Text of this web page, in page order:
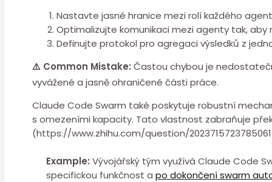
Nastavte jasné hranice mezi ⁣rolí každého
Optimalizujte⁣ komunikaci mezi agenty tak, aby
Definujte protokol pro ⁤agregaci výsledků z
⚠️ ⁣Common Mistake: Častou chybou je
vyvážené a jasně ohraničené části práce.
Claude Code Swarm také poskytuje robustní
s omezeními kapacity. Tato vlastnost ⁤zabraňuje
(https://www.zhihu.com/question/
Example: Vývojářský tým ⁢využívá Claude Code
specifickou funkčnost a po dokončení swarm